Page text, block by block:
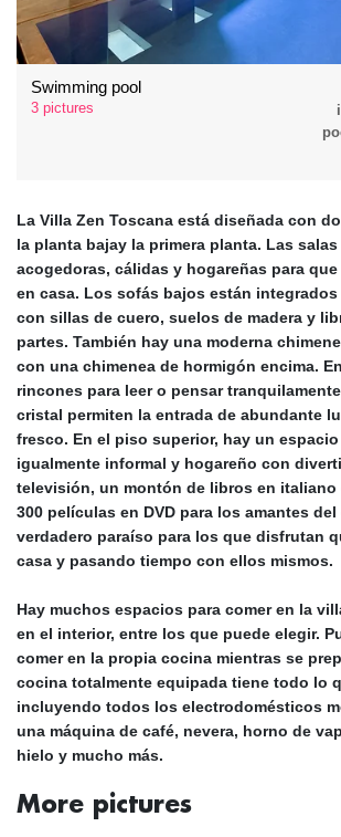
Swimming pool
3 pictures
La Villa Zen Toscana está diseñada con
la planta bajay la primera planta. Las
acogedoras, cálidas y hogareñas para
en casa. Los sofás bajos están
con sillas de cuero, suelos de madera y
partes. También hay una moderna
con una chimenea de hormigón encima.
rincones para leer o pensar
cristal permiten la entrada de abundante
fresco. En el piso superior, hay un
igualmente informal y hogareño con
televisión, un montón de libros en italiano
300 películas en DVD para los amantes
verdadero paraíso para los que disfrutan
casa y pasando tiempo con ellos mismos.
Hay muchos espacios para comeren la
en el interior, entre los que puede elegir.
comer en la propia cocina mientras se
cocina totalmente equipada tiene todo lo
incluyendo todos los electrodomésticos
una máquina de café, nevera, horno de
hielo y mucho más.
More pictures